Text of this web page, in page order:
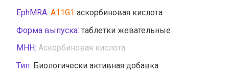
EphMRA: A11G1 аскорбиновая кислота
Форма выпуска: таблетки жевательные
МНН: Аскорбиновая кислота
Тип: Биологически активная добавка